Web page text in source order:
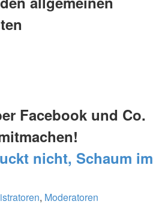
Facebook und Co.
nicht, Schaum im
, Moderatoren